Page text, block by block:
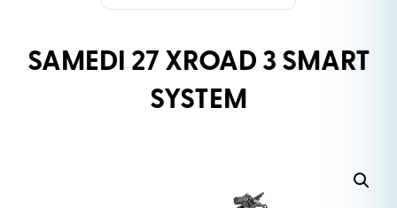
SAMEDI 27 XROAD 3 SMART
SYSTEM